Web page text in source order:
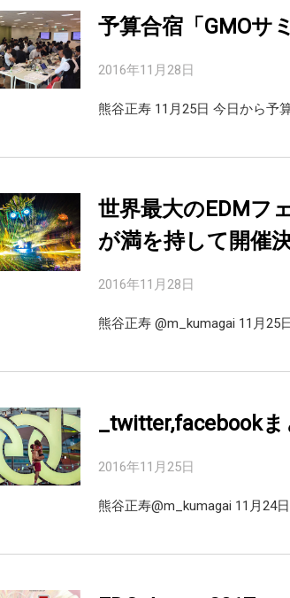
予算合宿「GMOサ
2016年11月28日
熊谷正寿 11月25日 今日から予
世界最大のEDMフ
が満を持して開催
2016年11月28日
熊谷正寿 @m_kumagai 11月25
_twitter,facebookま
2016年11月25日
熊谷正寿‏@m_kumagai 11月